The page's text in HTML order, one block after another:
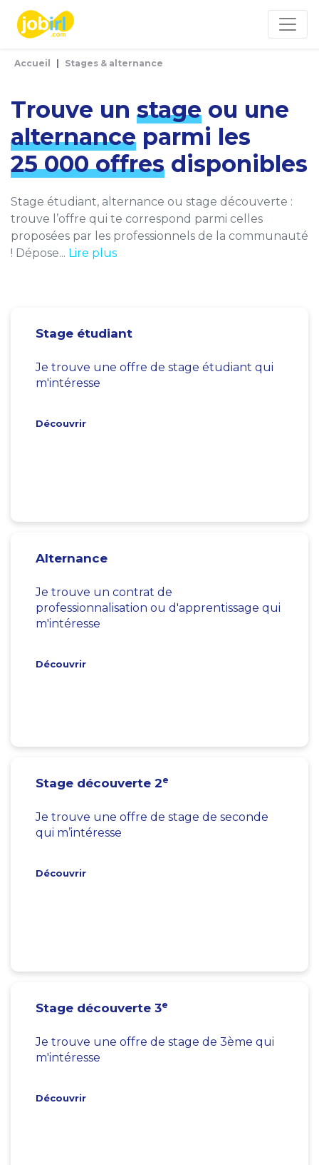
Accueil Stages & alternance
Trouve un stage ou une
alternance parmi les
25 000 offres disponibles
Stage étudiant, alternance ou stage découverte :
trouve l’offre qui te correspond parmi celles
proposées par les professionnels de la communauté
! Dépose... Lire plus
Stage étudiant
Je trouve une offre de stage étudiant qui
m'intéresse
Découvrir
Alternance
Je trouve un contrat de
professionnalisation ou d'apprentissage qui
m'intéresse
Découvrir
Stage découverte 2e
Je trouve une offre de stage de seconde
qui m’intéresse
Découvrir
Stage découverte 3e
Je trouve une offre de stage de 3ème qui
m'intéresse
Découvrir
Panneau de gestion des cookies